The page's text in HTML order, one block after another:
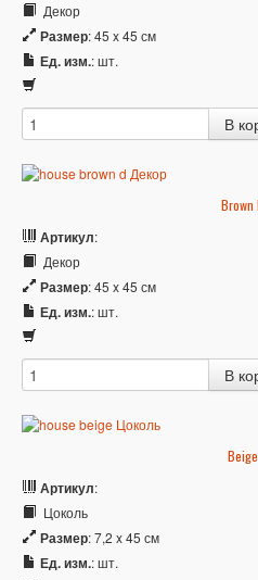
Декор
Размер: 45 x 45 см
Ед. изм.: шт.
Brown
Артикул:
Декор
Размер: 45 x 45 см
Ед. изм.: шт.
Beige
Артикул:
Цоколь
Размер: 7,2 x 45 см
Ед. изм.: шт.